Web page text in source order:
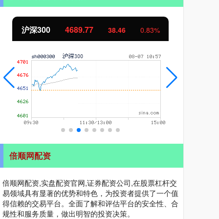
沪深300 4689.77 38.46 0.83%
倍顺网配资
倍顺网配资,实盘配资官网,证券配资公司,在股票杠杆交
易领域具有显著的优势和特色，为投资者提供了一个值
得信赖的交易平台。全面了解和评估平台的安全性、合
规性和服务质量，做出明智的投资决策。